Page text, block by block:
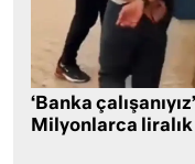
‘Banka
Milyonlarca